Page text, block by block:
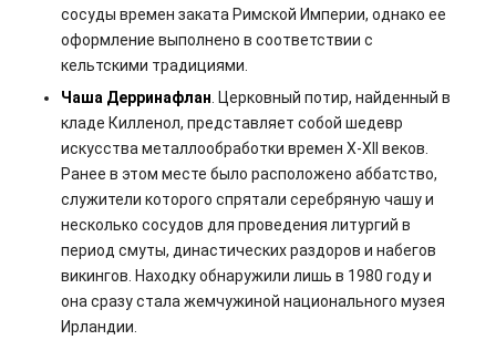
сосуды времен заката Римской Империи, однако ее
оформление выполнено в соответствии с
кельтскими традициями.
Чаша Дерринафлан. Церковный потир, найденный в
кладе Килленол, представляет собой шедевр
искусства металлообработки времен X-XII веков.
Ранее в этом месте было расположено аббатство,
служители которого спрятали серебряную чашу и
несколько сосудов для проведения литургий в
период смуты, династических раздоров и набегов
викингов. Находку обнаружили лишь в 1980 году и
она сразу стала жемчужиной национального музея
Ирландии.